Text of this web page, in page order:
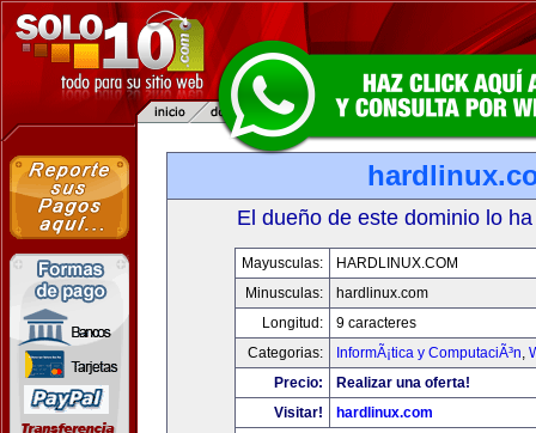
El dueño de este dominio lo
Mayusculas:
HARDLINUX.COM
Minusculas:
hardlinux.com
Longitud:
9 caracteres
Categorias:
InformÃ¡tica y ComputaciÃ³n,
Precio:
Realizar una oferta!
Visitar!
hardlinux.com